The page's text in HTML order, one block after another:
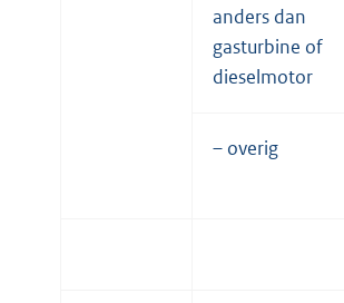
anders dan
gasturbine of
dieselmotor
– overig